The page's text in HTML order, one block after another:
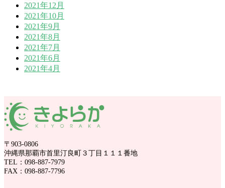
2021年12月
2021年10月
2021年9月
2021年8月
2021年7月
2021年6月
2021年4月
〒903-0806
沖縄県那覇市首里汀良町３丁目１１１番地
TEL：098-887-7979
FAX：098-887-7796